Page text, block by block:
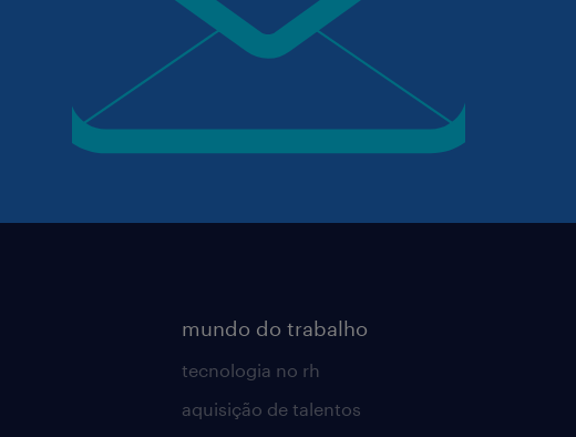
mundo do trabalho
tecnologia no rh
aquisição de talentos